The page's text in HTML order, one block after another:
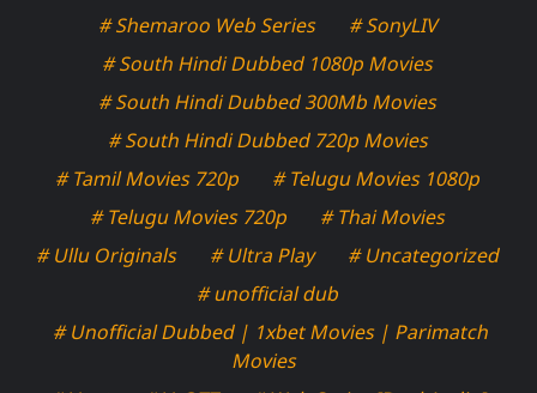
# Shemaroo Web Series
# SonyLIV
# South Hindi Dubbed 1080p Movies
# South Hindi Dubbed 300Mb Movies
# South Hindi Dubbed 720p Movies
# Tamil Movies 720p
# Telugu Movies 1080p
# Telugu Movies 720p
# Thai Movies
# Ullu Originals
# Ultra Play
# Uncategorized
# unofficial dub
# Unofficial Dubbed | 1xbet Movies | Parimatch
Movies